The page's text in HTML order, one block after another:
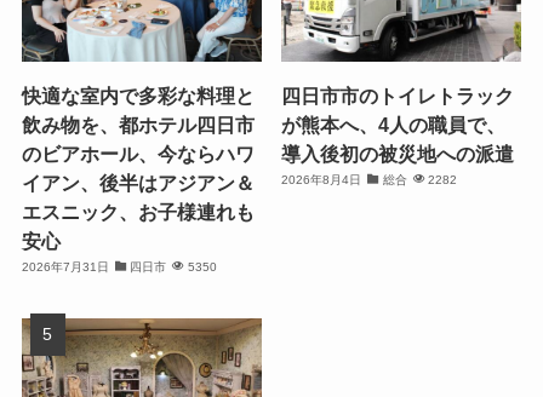
快適な室内で多彩な料理と
飲み物を、都ホテル四日市
のビアホール、今ならハワ
イアン、後半はアジアン＆
エスニック、お子様連れも
安心
2026年7月31日 四日市 5350
四日市市のトイレトラック
が熊本へ、4人の職員で、
導入後初の被災地への派遣
2026年8月4日 総合 2282